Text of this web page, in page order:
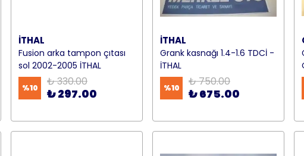
İTHAL
Fusion arka tampon çıtası
sol 2002-2005 İTHAL
%10 ₺ 330.00
₺ 297.00
İTHAL
Grank kasnağı 1.4-1.6 TDCİ -
İTHAL
%10 ₺ 750.00
₺ 675.00